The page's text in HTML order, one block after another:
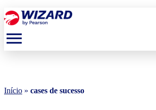
menu
Início » cases de sucesso